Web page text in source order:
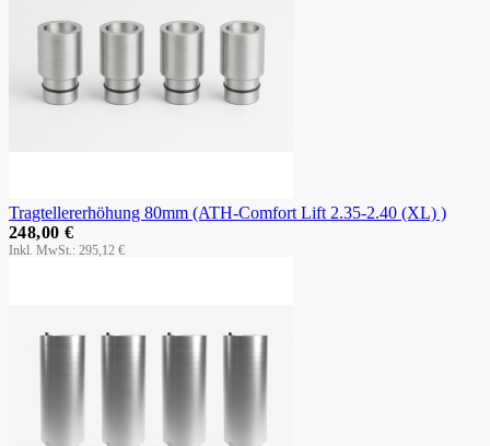
Tragtellererhöhung 80mm (ATH-Comfort Lift 2.35-2.40 (XL) )
295,12 €
248,00 €